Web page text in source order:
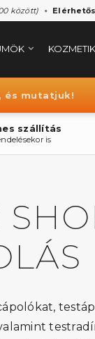
között)
és mutatjuk!
szállítás
is